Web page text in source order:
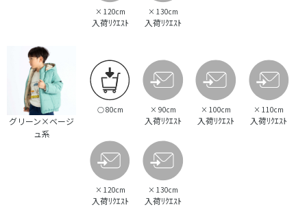
× 120cm
入荷ﾘｸｴｽﾄ
× 130cm
入荷ﾘｸｴｽﾄ
グリーン×ベージ
ュ系
○80cm × 90cm
入荷ﾘｸｴｽﾄ
× 100cm
入荷ﾘｸｴｽﾄ
× 110cm
入荷ﾘｸｴｽﾄ
× 120cm
入荷ﾘｸｴｽﾄ
× 130cm
入荷ﾘｸｴｽﾄ